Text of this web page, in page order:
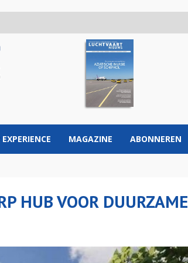
EXPERIENCE MAGAZINE ABONNEREN
HUB VOOR DUURZAME